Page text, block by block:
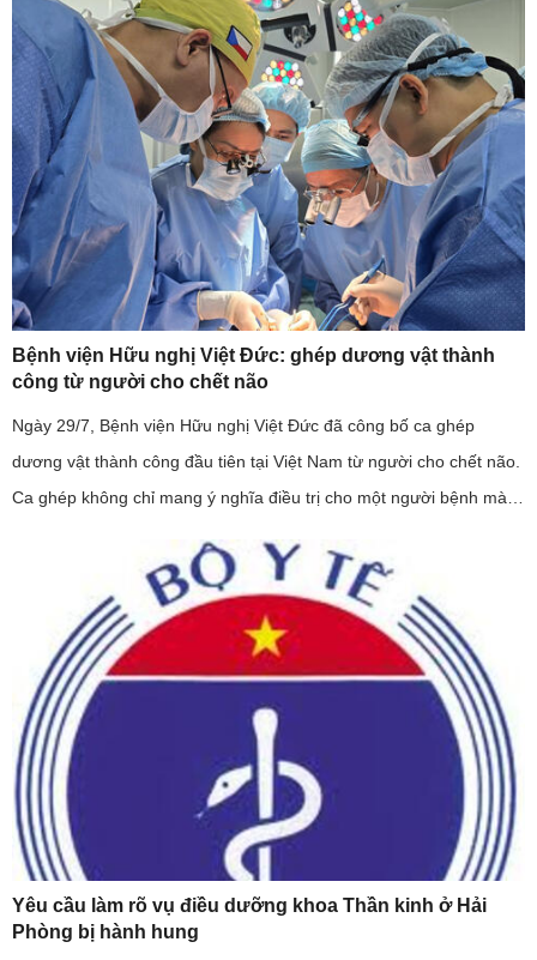
Bệnh viện Hữu nghị Việt Đức: ghép dương vật thành
công từ người cho chết não
Ngày 29/7, Bệnh viện Hữu nghị Việt Đức đã công bố ca ghép
dương vật thành công đầu tiên tại Việt Nam từ người cho chết não.
Ca ghép không chỉ mang ý nghĩa điều trị cho một người bệnh mà
Yêu cầu làm rõ vụ điều dưỡng khoa Thần kinh ở Hải
Phòng bị hành hung